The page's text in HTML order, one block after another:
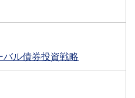
ル債券投資戦略